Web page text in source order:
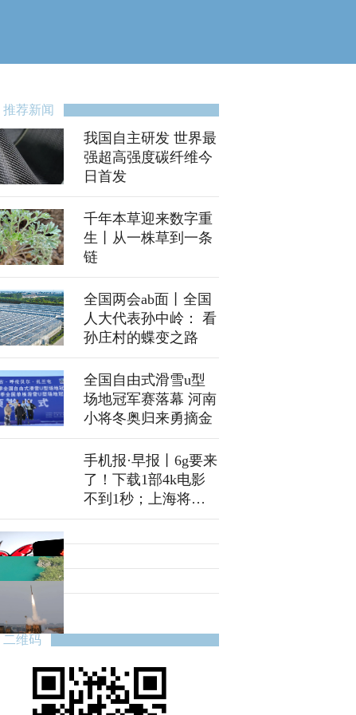
推荐新闻
我国自主研发 世界最
强超高强度碳纤维今
日首发
千年本草迎来数字重
生丨从一株草到一条
链
全国两会ab面丨全国
人大代表孙中岭： 看
孙庄村的蝶变之路
全国自由式滑雪u型
场地冠军赛落幕 河南
小将冬奥归来勇摘金
手机报·早报丨6g要来
了！下载1部4k电影
不到1秒；上海将公
交站点划定为法定禁
二维码